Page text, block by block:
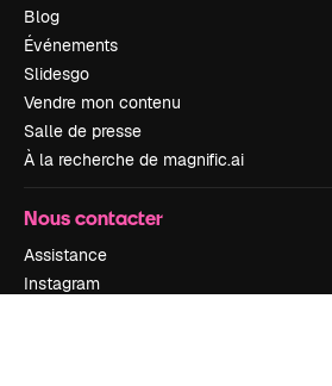
Blog
Événements
Slidesgo
Vendre mon contenu
Salle de presse
À la recherche de magnific.ai
Nous contacter
Assistance
Instagram